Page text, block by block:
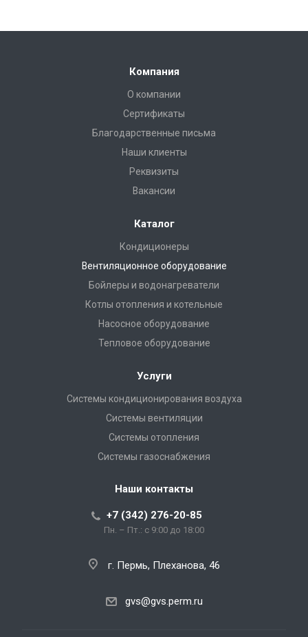
Компания
О компании
Сертификаты
Благодарственные письма
Наши клиенты
Реквизиты
Вакансии
Каталог
Кондиционеры
Вентиляционное оборудование
Бойлеры и водонагреватели
Котлы отопления и котельные
Насосное оборудование
Тепловое оборудование
Услуги
Системы кондиционирования воздуха
Системы вентиляции
Системы отопления
Системы газоснабжения
Наши контакты
+7 (342) 276-20-85
Пн. – Пт.: с 9:00 до 18:00
г. Пермь, Плеханова, 46
gvs@gvs.perm.ru